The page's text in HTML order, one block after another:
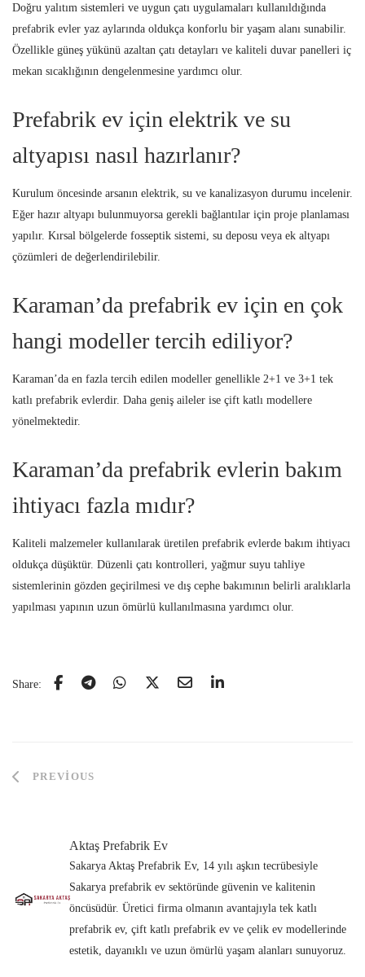
Doğru yalıtım sistemleri ve uygun çatı uygulamaları kullanıldığında
prefabrik evler yaz aylarında oldukça konforlu bir yaşam alanı sunabilir.
Özellikle güneş yükünü azaltan çatı detayları ve kaliteli duvar panelleri iç
mekan sıcaklığının dengelenmesine yardımcı olur.
Prefabrik ev için elektrik ve su
altyapısı nasıl hazırlanır?
Kurulum öncesinde arsanın elektrik, su ve kanalizasyon durumu incelenir.
Eğer hazır altyapı bulunmuyorsa gerekli bağlantılar için proje planlaması
yapılır. Kırsal bölgelerde fosseptik sistemi, su deposu veya ek altyapı
çözümleri de değerlendirilebilir.
Karaman’da prefabrik ev için en çok
hangi modeller tercih ediliyor?
Karaman’da en fazla tercih edilen modeller genellikle 2+1 ve 3+1 tek
katlı prefabrik evlerdir. Daha geniş aileler ise çift katlı modellere
yönelmektedir.
Karaman’da prefabrik evlerin bakım
ihtiyacı fazla mıdır?
Kaliteli malzemeler kullanılarak üretilen prefabrik evlerde bakım ihtiyacı
oldukça düşüktür. Düzenli çatı kontrolleri, yağmur suyu tahliye
sistemlerinin gözden geçirilmesi ve dış cephe bakımının belirli aralıklarla
yapılması yapının uzun ömürlü kullanılmasına yardımcı olur.
Share:
PREVIOUS
Aktaş Prefabrik Ev
Sakarya Aktaş Prefabrik Ev, 14 yılı aşkın tecrübesiyle
Sakarya prefabrik ev sektöründe güvenin ve kalitenin
öncüsüdür. Üretici firma olmanın avantajıyla tek katlı
prefabrik ev, çift katlı prefabrik ev ve çelik ev modellerinde
estetik, dayanıklı ve uzun ömürlü yaşam alanları sunuyoruz.